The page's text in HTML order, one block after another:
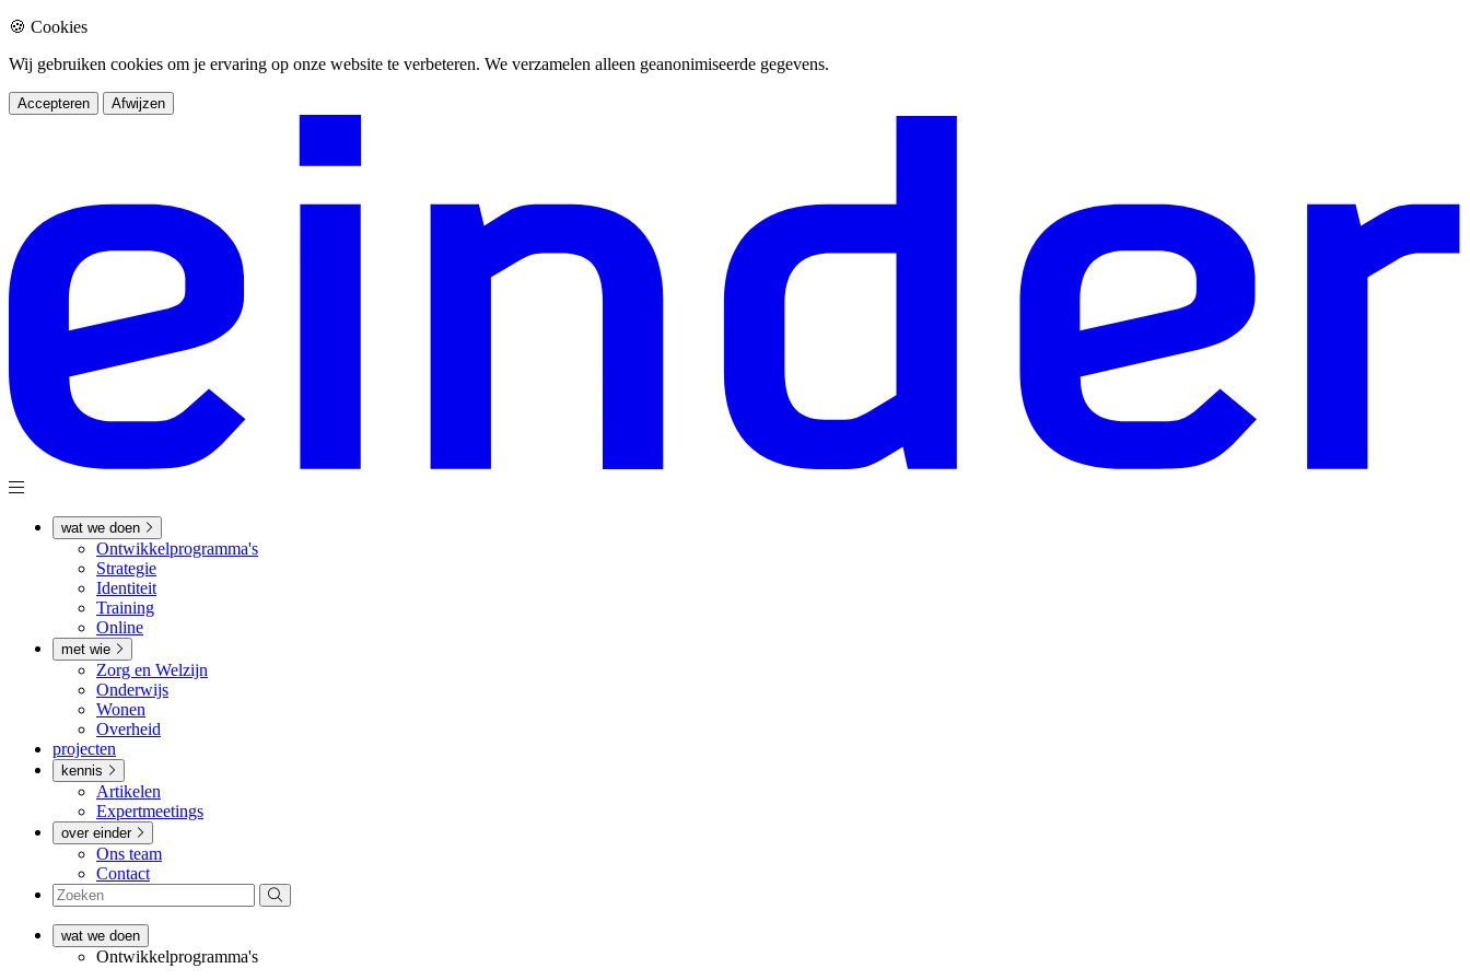
🍪 Cookies
Wij gebruiken cookies om je ervaring op onze website te verbeteren. We verzamelen alleen geanonimiseerde gegevens.
Accepteren Afwijzen
wat we doen
Ontwikkel­­programma's
Strategie
Identiteit
Training
Online
met wie
Zorg en Welzijn
Onderwijs
Wonen
Overheid
projecten
kennis
Artikelen
Expertmeetings
over einder
Ons team
Contact
wat we doen
Ontwikkel­­programma's